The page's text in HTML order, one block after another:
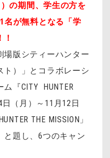
の期間、学生の方を
名が無料となる「学
場版シティーハンター
ト）」とコラボレーシ
『CITY HUNTER
日（月）～11月12日
THE MISSION」
と題し、6つのキャン